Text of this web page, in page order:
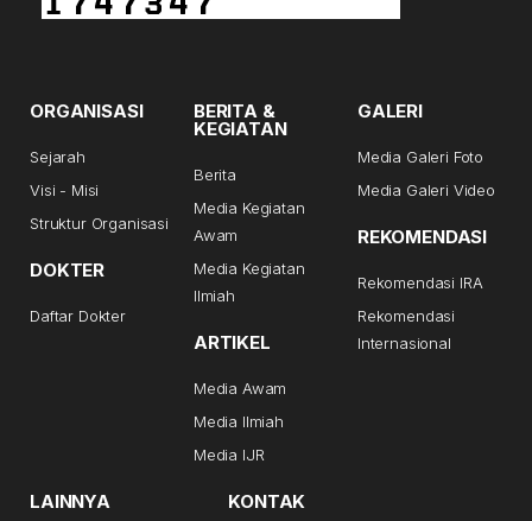
ORGANISASI
Sejarah
Visi - Misi
Struktur Organisasi
DOKTER
Daftar Dokter
BERITA &
KEGIATAN
Berita
Media Kegiatan
Awam
Media Kegiatan
Ilmiah
ARTIKEL
Media Awam
Media Ilmiah
Media IJR
GALERI
Media Galeri Foto
Media Galeri Video
REKOMENDASI
Rekomendasi IRA
Rekomendasi
Internasional
LAINNYA KONTAK